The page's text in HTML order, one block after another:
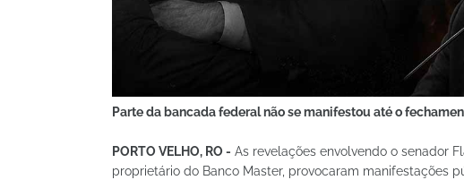
Parte da bancada federal não se manifestou até o
PORTO VELHO, RO - As revelações envolvendo o senador
proprietário do Banco Master, provocaram manifestações